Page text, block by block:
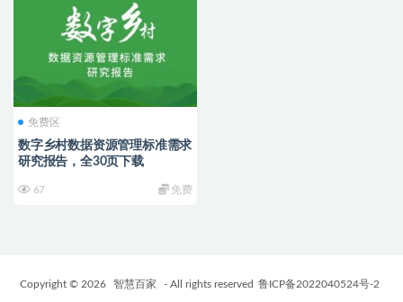
免费区
数字乡村数据资源管理标准需求
研究报告，全30页下载
67 免费
Copyright © 2026 智慧百家 - All rights reserved 鲁ICP备2022040524号-2